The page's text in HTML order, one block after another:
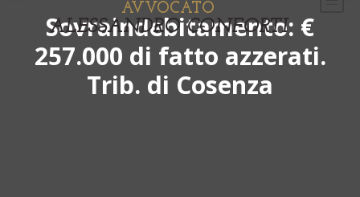
AVVOCATO
ALESSANDRO CONFORTI
Sovraindebitamento: €
257.000 di fatto azzerati.
Trib. di Cosenza